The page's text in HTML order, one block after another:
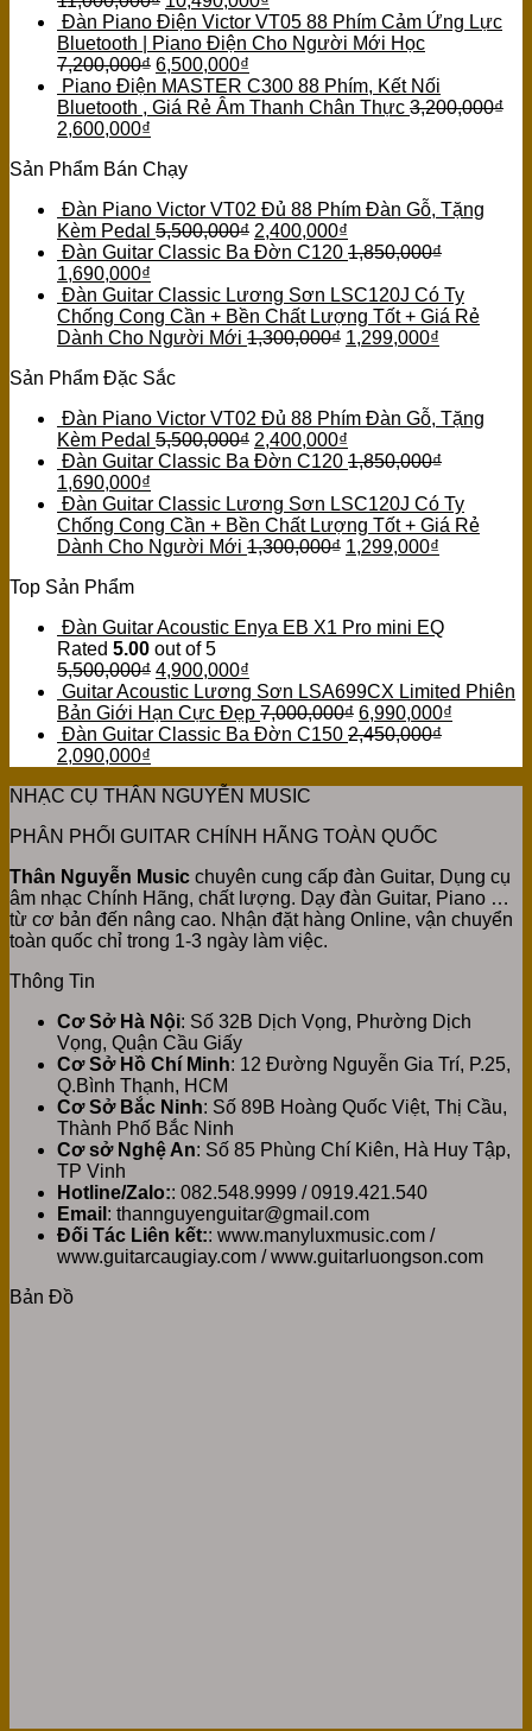
Đàn Piano Điện Victor VT05 88 Phím Cảm Ứng Lực
Bluetooth | Piano Điện Cho Người Mới Học
7,200,000₫ 6,500,000₫
Piano Điện MASTER C300 88 Phím, Kết Nối
Bluetooth , Giá Rẻ Âm Thanh Chân Thực 3,200,000₫
2,600,000₫
Sản Phẩm Bán Chạy
Đàn Piano Victor VT02 Đủ 88 Phím Đàn Gỗ, Tặng
Kèm Pedal 5,500,000₫ 2,400,000₫
Đàn Guitar Classic Ba Đờn C120 1,850,000₫
1,690,000₫
Đàn Guitar Classic Lương Sơn LSC120J Có Ty
Chống Cong Cần + Bền Chất Lượng Tốt + Giá Rẻ
Dành Cho Người Mới 1,300,000₫ 1,299,000₫
Sản Phẩm Đặc Sắc
Đàn Piano Victor VT02 Đủ 88 Phím Đàn Gỗ, Tặng
Kèm Pedal 5,500,000₫ 2,400,000₫
Đàn Guitar Classic Ba Đờn C120 1,850,000₫
1,690,000₫
Đàn Guitar Classic Lương Sơn LSC120J Có Ty
Chống Cong Cần + Bền Chất Lượng Tốt + Giá Rẻ
Dành Cho Người Mới 1,300,000₫ 1,299,000₫
Top Sản Phẩm
Đàn Guitar Acoustic Enya EB X1 Pro mini EQ
Rated 5.00 out of 5
5,500,000₫ 4,900,000₫
Guitar Acoustic Lương Sơn LSA699CX Limited Phiên
Bản Giới Hạn Cực Đẹp 7,000,000₫ 6,990,000₫
Đàn Guitar Classic Ba Đờn C150 2,450,000₫
2,090,000₫
NHẠC CỤ THÂN NGUYỄN MUSIC
PHÂN PHỐI GUITAR CHÍNH HÃNG TOÀN QUỐC
Thân Nguyễn Music chuyên cung cấp đàn Guitar, Dụng cụ
âm nhạc Chính Hãng, chất lượng. Dạy đàn Guitar, Piano …
từ cơ bản đến nâng cao. Nhận đặt hàng Online, vận chuyển
toàn quốc chỉ trong 1-3 ngày làm việc.
Thông Tin
Cơ Sở Hà Nội: Số 32B Dịch Vọng, Phường Dịch
Vọng, Quận Cầu Giấy
Cơ Sở Hồ Chí Minh: 12 Đường Nguyễn Gia Trí, P.25,
Q.Bình Thạnh, HCM
Cơ Sở Bắc Ninh: Số 89B Hoàng Quốc Việt, Thị Cầu,
Thành Phố Bắc Ninh
Cơ sở Nghệ An: Số 85 Phùng Chí Kiên, Hà Huy Tập,
TP Vinh
Hotline/Zalo:: 082.548.9999 / 0919.421.540
Email : thannguyenguitar@gmail.com
Đối Tác Liên kết:: www.manyluxmusic.com /
www.guitarcaugiay.com / www.guitarluongson.com
Bản Đồ